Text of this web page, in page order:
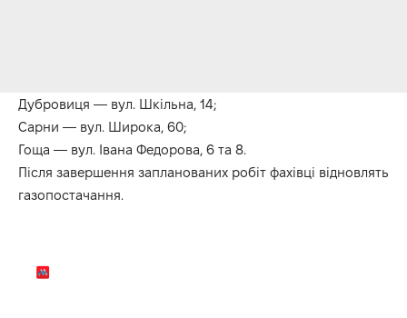
Дубровиця — вул. Шкільна, 14;
Сарни — вул. Широка, 60;
Гоща — вул. Івана Федорова, 6 та 8.
Після завершення запланованих робіт фахівці відновлять
газопостачання.